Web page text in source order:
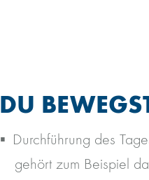
DU
Durchführung des
gehört zum Beispiel